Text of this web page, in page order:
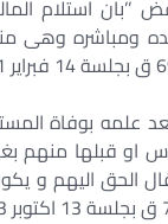
استلام
ومباشره وهى
علمه بوفاة
او قبلها
الحق اليهم و